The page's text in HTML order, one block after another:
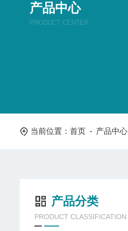
产品中心
PRODUCT CENTER
当前位置：首页 - 产品中心
产品分类
PRODUCT CLASSIFICATION